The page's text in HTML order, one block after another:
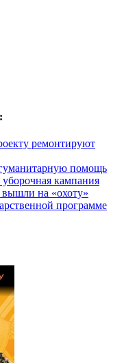
ремонтируют
помощь
кампания
вышли на «охоту»
программе